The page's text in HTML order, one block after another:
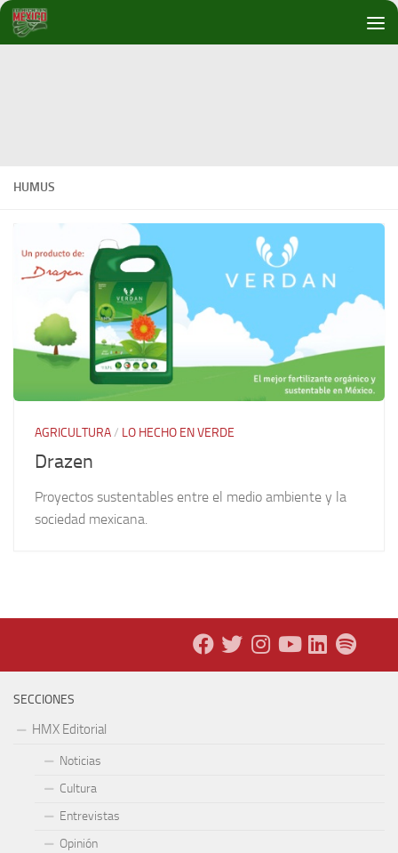
Debajo del contenido
HUMUS
AGRICULTURA/ LO HECHO EN VERDE
Drazen
Proyectos sustentables entre el medio ambiente y la
sociedad mexicana.
SECCIONES
HMX Editorial
Noticias
Cultura
Entrevistas
Opinión